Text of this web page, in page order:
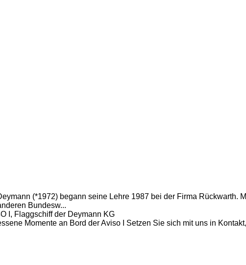
(*1972) begann seine Lehre 1987 bei der Firma Rückwarth.
Bundesw...
I, Flaggschiff der Deymann KG
Momente an Bord der Aviso I Setzen Sie sich mit uns in